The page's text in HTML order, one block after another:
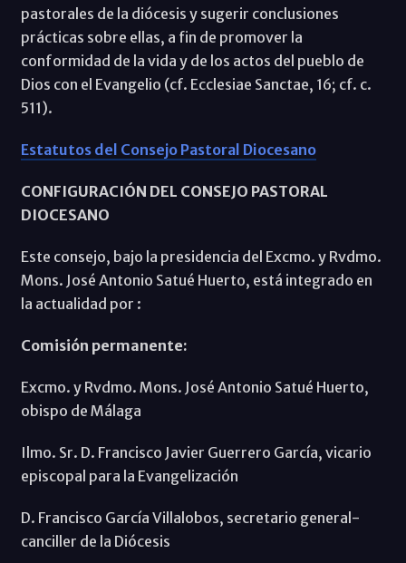
pastorales de la diócesis y sugerir conclusiones
prácticas sobre ellas, a fin de promover la
conformidad de la vida y de los actos del pueblo de
Dios con el Evangelio (cf. Ecclesiae Sanctae, 16; cf. c.
511).
Estatutos del Consejo Pastoral Diocesano
CONFIGURACIÓN DEL CONSEJO PASTORAL
DIOCESANO
Este consejo, bajo la presidencia del Excmo. y Rvdmo.
Mons. José Antonio Satué Huerto, está integrado en
la actualidad por :
Comisión permanente:
Excmo. y Rvdmo. Mons. José Antonio Satué Huerto,
obispo de Málaga
Ilmo. Sr. D. Francisco Javier Guerrero García, vicario
episcopal para la Evangelización
D. Francisco García Villalobos, secretario general-
canciller de la Diócesis